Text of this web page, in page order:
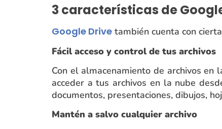
3 características de
Google Drive también cuenta con
Fácil acceso y control de tus archivos
Con el almacenamiento de archivos
acceder a tus archivos en la nube
documentos, presentaciones, dibujos,
Mantén a salvo cualquier archivo